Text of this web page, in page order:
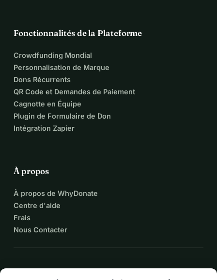
Fonctionnalités de la Plateforme
Crowdfunding Mondial
Personnalisation de Marque
Dons Récurrents
QR Code et Demandes de Paiement
Cagnotte en Équipe
Plugin de Formulaire de Don
Intégration Zapier
À propos
À propos de WhyDonate
Centre d'aide
Frais
Nous Contacter